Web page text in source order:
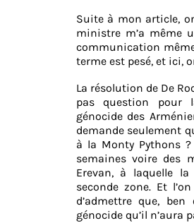
Suite à mon article,
ministre m’a même
communication
terme est pesé, et ici,
La résolution de De
pas question pour
génocide des
demande seulement
à la Monty Pythons
semaines voire des
Erevan, à laquelle
seconde zone. Et
d’admettre que,
génocide qu’il n’aura